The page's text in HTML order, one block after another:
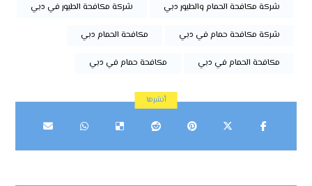
شركة مكافحة الحمام والطيور دبي شركة مكافحة الطيور في دبي
شركة مكافحة حمام في دبي مكافحة الحمام دبي
مكافحة الحمام في دبي مكافحة حمام في دبي